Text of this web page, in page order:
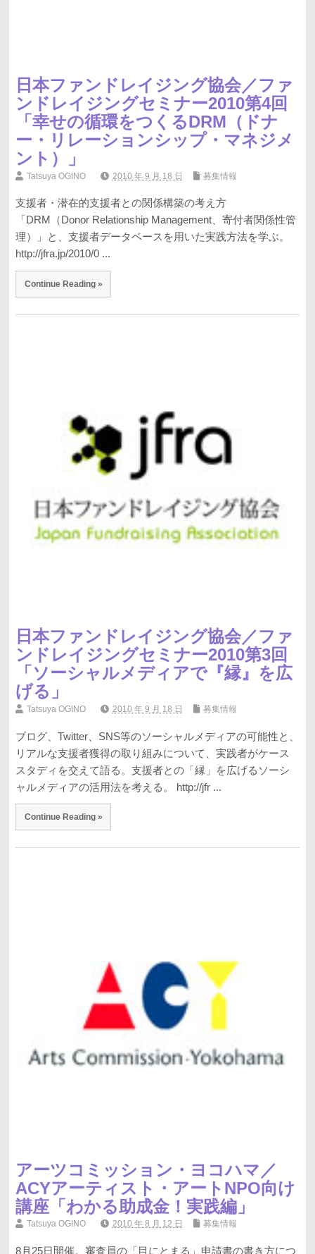
日本ファンドレイジング協会／ファ
ンドレイジングセミナー2010第4回
「幸せの循環をつくるDRM（ドナ
ー・リレーションシップ・マネジメ
ント）」
Tatsuya OGINO 2010 年 9 月 18 日 募集情報
支援者・潜在的支援者との関係構築の考え方
「DRM（Donor Relationship Management、寄付者関係性管
理）」と、支援者データベースを用いた実践方法を学ぶ。
http://jfra.jp/2010/0 ...
Continue Reading »
日本ファンドレイジング協会／ファ
ンドレイジングセミナー2010第3回
「ソーシャルメディアで『縁』を広
げる」
Tatsuya OGINO 2010 年 9 月 18 日 募集情報
ブログ、Twitter、SNS等のソーシャルメディアの可能性と、
リアルな支援者獲得の取り組みについて、実践者がケース
スタディを交えて語る。支援者との「縁」を広げるソーシ
ャルメディアの活用法を考える。 http://jfr ...
Continue Reading »
アーツコミッション・ヨコハマ／
ACYアーティスト・アートNPO向け
講座「わかる助成金！実践編」
Tatsuya OGINO 2010 年 8 月 12 日 募集情報
8月25日開催。審査員の「目にとまる」申請書の書き方につ